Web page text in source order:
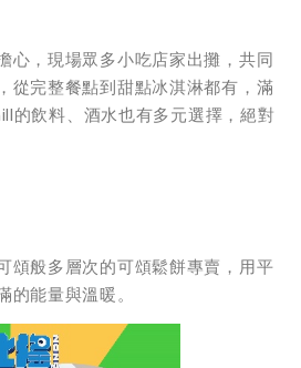
，現場眾多小吃店家出攤，共同
從完整餐點到甜點冰淇淋都有，滿
的飲料、酒水也有多元選擇，絕對
頌般多層次的可頌鬆餅專賣，用平
能量與溫暖。